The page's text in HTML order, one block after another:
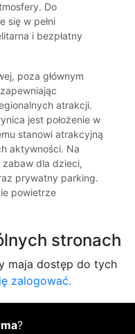
Do
się w pełni
i bezpłatny
poza głównym
atrakcji.
jest położenie w
stanowi atrakcyjną
aktywności. Na
dla dzieci,
prywatny parking.
powietrze
stronach
maja dostęp do tych
zalogować.
?